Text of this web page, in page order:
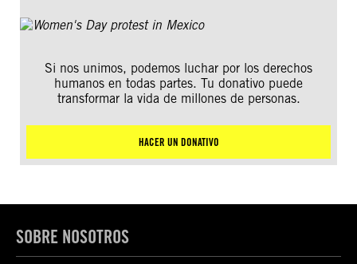
Si nos unimos, podemos luchar por los derechos
humanos en todas partes. Tu donativo puede
transformar la vida de millones de personas.
HACER UN DONATIVO
SOBRE NOSOTROS